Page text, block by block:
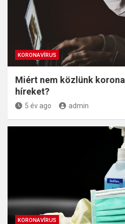
KORONAVÍRUS
Miért nem közlünk
híreket?
5 év ago admin
KORONAVÍRUS